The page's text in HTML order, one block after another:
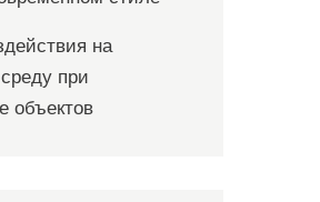
на
при
объектов